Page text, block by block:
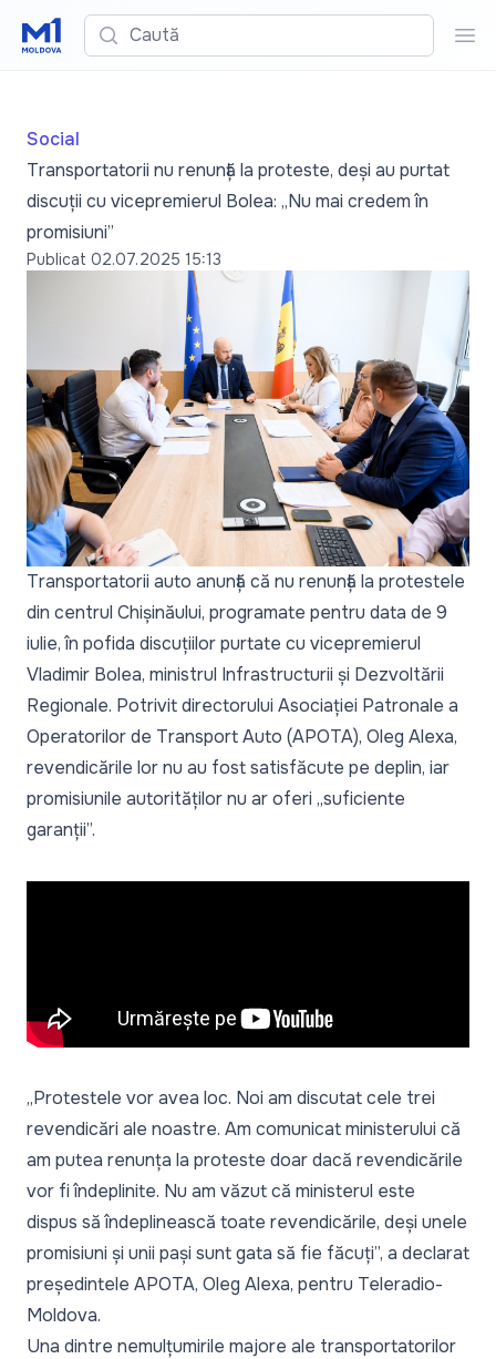
Caută
Social
Transportatorii nu renunță la proteste, deși au purtat
discuții cu vicepremierul Bolea: „Nu mai credem în
promisiuni”
Publicat 02.07.2025 15:13
Transportatorii auto anunță că nu renunță la protestele
din centrul Chișinăului, programate pentru data de 9
iulie, în pofida discuțiilor purtate cu vicepremierul
Vladimir Bolea, ministrul Infrastructurii și Dezvoltării
Regionale. Potrivit directorului Asociației Patronale a
Operatorilor de Transport Auto (APOTA), Oleg Alexa,
revendicările lor nu au fost satisfăcute pe deplin, iar
promisiunile autorităților nu ar oferi „suficiente
garanții”.
„Protestele vor avea loc. Noi am discutat cele trei
revendicări ale noastre. Am comunicat ministerului că
am putea renunța la proteste doar dacă revendicările
vor fi îndeplinite. Nu am văzut că ministerul este
dispus să îndeplinească toate revendicările, deși unele
promisiuni și unii pași sunt gata să fie făcuți”, a declarat
președintele APOTA, Oleg Alexa, pentru Teleradio-
Moldova.
Una dintre nemulțumirile majore ale transportatorilor